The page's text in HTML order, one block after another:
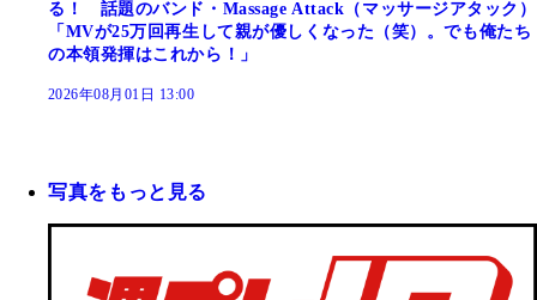
る！ 話題のバンド・Massage Attack（マッサージアタック）
「MVが25万回再生して親が優しくなった（笑）。でも俺たち
の本領発揮はこれから！」
2026年08月01日 13:00
写真をもっと見る